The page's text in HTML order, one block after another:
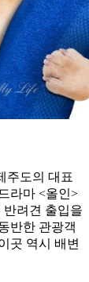
주도의 대표
라마 <올인>
려견 출입을
반한 관광객
곳 역시 배변